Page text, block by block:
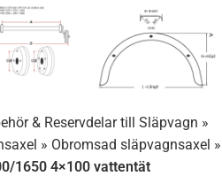
& Reservdelar till Släpvagn »
» Obromsad släpvagnsaxel »
1650 4×100 vattentät